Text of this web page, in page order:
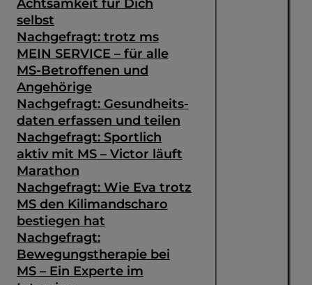
Achtsamkeit für Dich
selbst
Nachgefragt: trotz ms
MEIN SERVICE – für alle
MS-Betroffenen und
Angehörige
Nachgefragt: Gesundheits­
daten erfassen und teilen
Nachgefragt: Sportlich
aktiv mit MS – Victor läuft
Marathon
Nachgefragt: Wie Eva trotz
MS den Kilimandscharo
bestiegen hat
Nachgefragt:
Bewegungstherapie bei
MS – Ein Experte im